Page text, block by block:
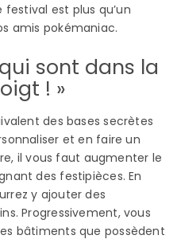
est plus qu’un
amis pokémaniac.
sont dans la
! »
des bases secrètes
et en faire un
il vous faut augmenter le
des festipièces. En
y ajouter des
Progressivement, vous
bâtiments que possèdent